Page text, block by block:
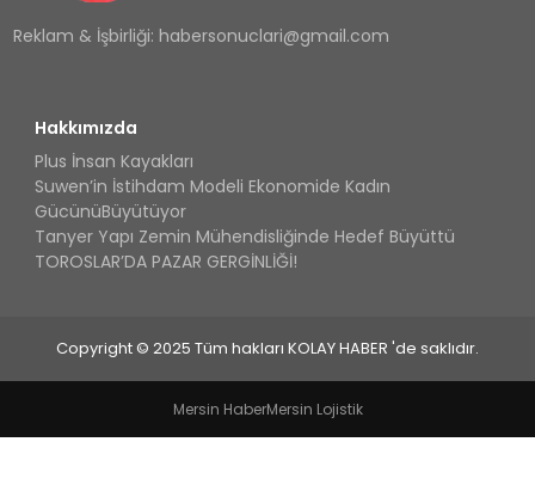
Reklam & İşbirliği: habersonuclari@gmail.com
Hakkımızda
Plus İnsan Kayakları
Suwen’in İstihdam Modeli Ekonomide Kadın
GücünüBüyütüyor
Tanyer Yapı Zemin Mühendisliğinde Hedef Büyüttü
TOROSLAR’DA PAZAR GERGİNLİĞİ!
Copyright © 2025 Tüm hakları KOLAY HABER 'de saklıdır.
Mersin HaberMersin Lojistik